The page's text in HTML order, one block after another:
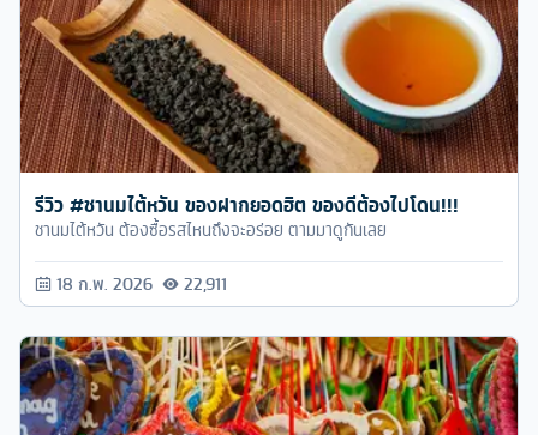
รีวิว #ชานมไต้หวัน ของฝากยอดฮิต ของดีต้องไปโดน!!!
ชานมไต้หวัน ต้องซื้อรสไหนถึงจะอร่อย ตามมาดูกันเลย
18 ก.พ. 2026 22,911